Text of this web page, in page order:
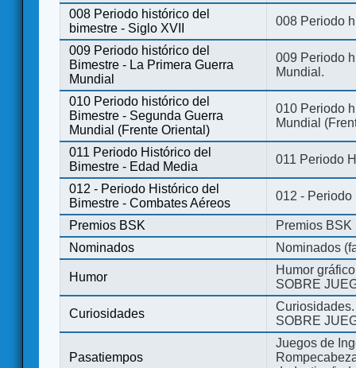
008 Periodo histórico del
bimestre - Siglo XVII
008 Periodo
009 Periodo histórico del
Bimestre - La Primera Guerra
Mundial
009 Periodo
Mundial.
010 Periodo histórico del
Bimestre - Segunda Guerra
Mundial (Frente Oriental)
010 Periodo
Mundial
011 Periodo Histórico del
Bimestre - Edad Media
011 Periodo
012 - Periodo Histórico del
Bimestre - Combates Aéreos
012 - Periodo
Premios BSK
Premios BSK
Nominados
Nominados
Humor
Humor
SOBRE
Curiosidades
SOBRE
Pasatiempos
Juegos de